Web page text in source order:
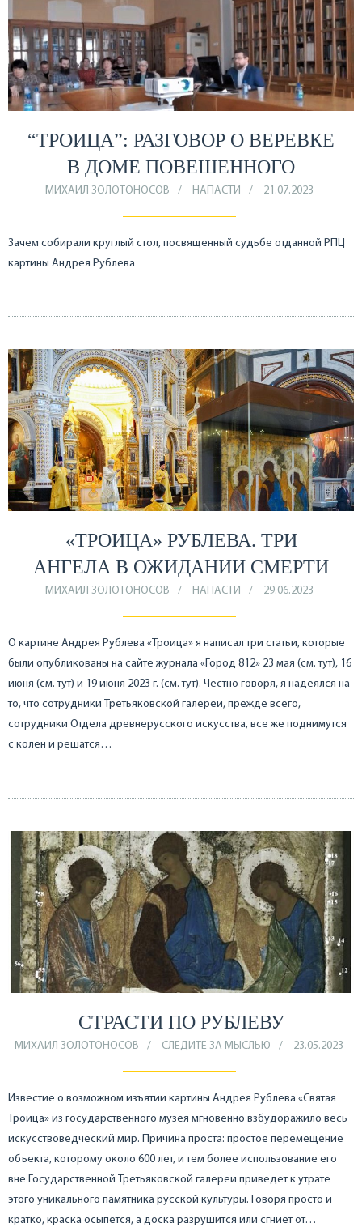
“ТРОИЦА”: РАЗГОВОР О ВЕРЕВКЕ
В ДОМЕ ПОВЕШЕННОГО
МИХАИЛ ЗОЛОТОНОСОВ НАПАСТИ 21.07.2023
Зачем собирали круглый стол, посвященный судьбе отданной РПЦ
картины Андрея Рублева
«ТРОИЦА» РУБЛЕВА. ТРИ
АНГЕЛА В ОЖИДАНИИ СМЕРТИ
МИХАИЛ ЗОЛОТОНОСОВ НАПАСТИ 29.06.2023
О картине Андрея Рублева «Троица» я написал три статьи, которые
были опубликованы на сайте журнала «Город 812» 23 мая (см. тут), 16
июня (см. тут) и 19 июня 2023 г. (см. тут). Честно говоря, я надеялся на
то, что сотрудники Третьяковской галереи, прежде всего,
сотрудники Отдела древнерусского искусства, все же поднимутся
с колен и решатся…
СТРАСТИ ПО РУБЛЕВУ
МИХАИЛ ЗОЛОТОНОСОВ СЛЕДИТЕ ЗА МЫСЛЬЮ 23.05.2023
Известие о возможном изъятии картины Андрея Рублева «Святая
Троица» из государственного музея мгновенно взбудоражило весь
искусствоведческий мир. Причина проста: простое перемещение
объекта, которому около 600 лет, и тем более использование его
вне Государственной Третьяковской галереи приведет к утрате
этого уникального памятника русской культуры. Говоря просто и
кратко, краска осыпется, а доска разрушится или сгниет от…